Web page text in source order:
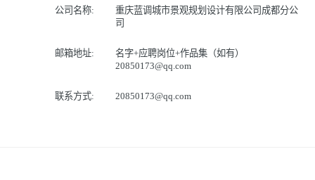
公司名称:
重庆蓝调城市景观规划设计有限公司成都分公
司
邮箱地址:
名字+应聘岗位+作品集（如有）
20850173@qq.com
联系方式: 20850173@qq.com